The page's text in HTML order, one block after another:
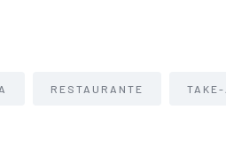
RESTAURANTE TAKE-